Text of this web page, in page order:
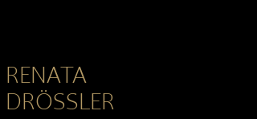
RENATA
DRÖSSLER